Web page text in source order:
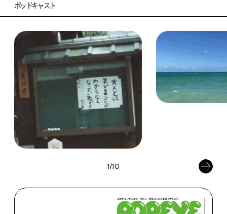
ポッドキャスト
1/10